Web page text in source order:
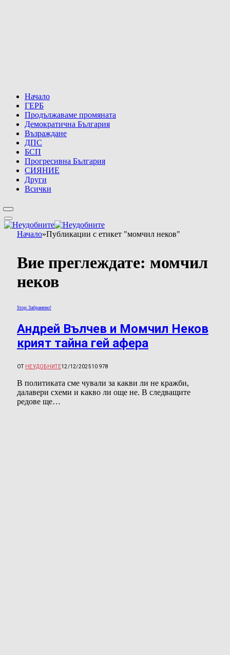
Начало
ГЕРБ
Продължаваме промяната
Демократична България
Възраждане
ДПС
БСП
Прогресивна България
СИЯНИЕ
Други
Всички
Начало»Публикации с етикет "момчил неков"
Вие преглеждате: момчил
неков
Stop Забранено!
Андрей Вълчев и Момчил Неков
крият тайна гей афера
ОТ НЕУДОБНИТЕ12/12/202510 978
В политиката сме чували за какви ли не кражби,
далавери схеми и какво ли още не. В следващите
редове ще…